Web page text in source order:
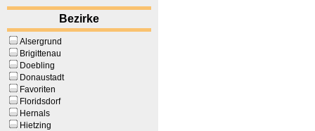
Bezirke
Alsergrund
Brigittenau
Doebling
Donaustadt
Favoriten
Floridsdorf
Hernals
Hietzing